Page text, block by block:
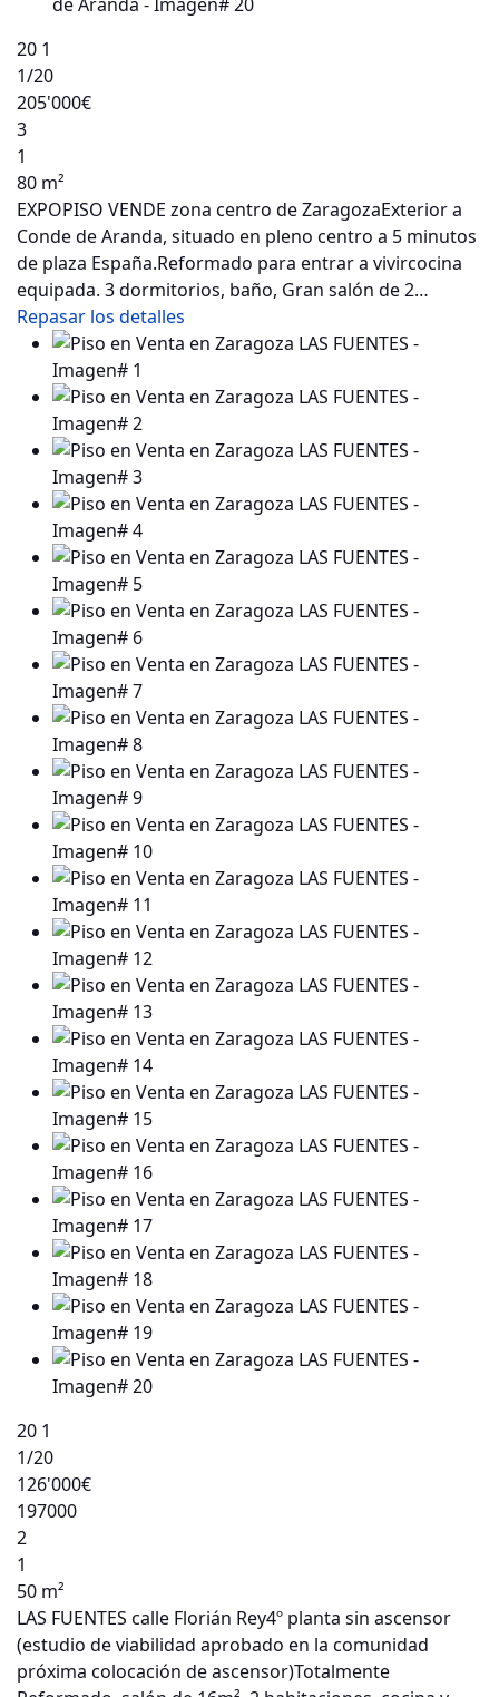
20 1
1/20
205'000€
3
1
80 m²
EXPOPISO VENDE zona centro de ZaragozaExterior a
Conde de Aranda, situado en pleno centro a 5 minutos
de plaza España.Reformado para entrar a vivircocina
equipada. 3 dormitorios, baño, Gran salón de 2…
Repasar los detalles
20 1
1/20
126'000€
197000
2
1
50 m²
LAS FUENTES calle Florián Rey4º planta sin ascensor
(estudio de viabilidad aprobado en la comunidad
próxima colocación de ascensor)Totalmente